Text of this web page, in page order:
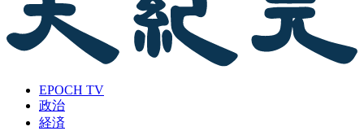
EPOCH TV
政治
経済